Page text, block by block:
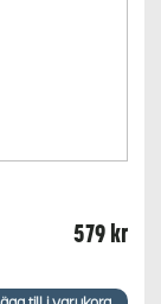
579kr